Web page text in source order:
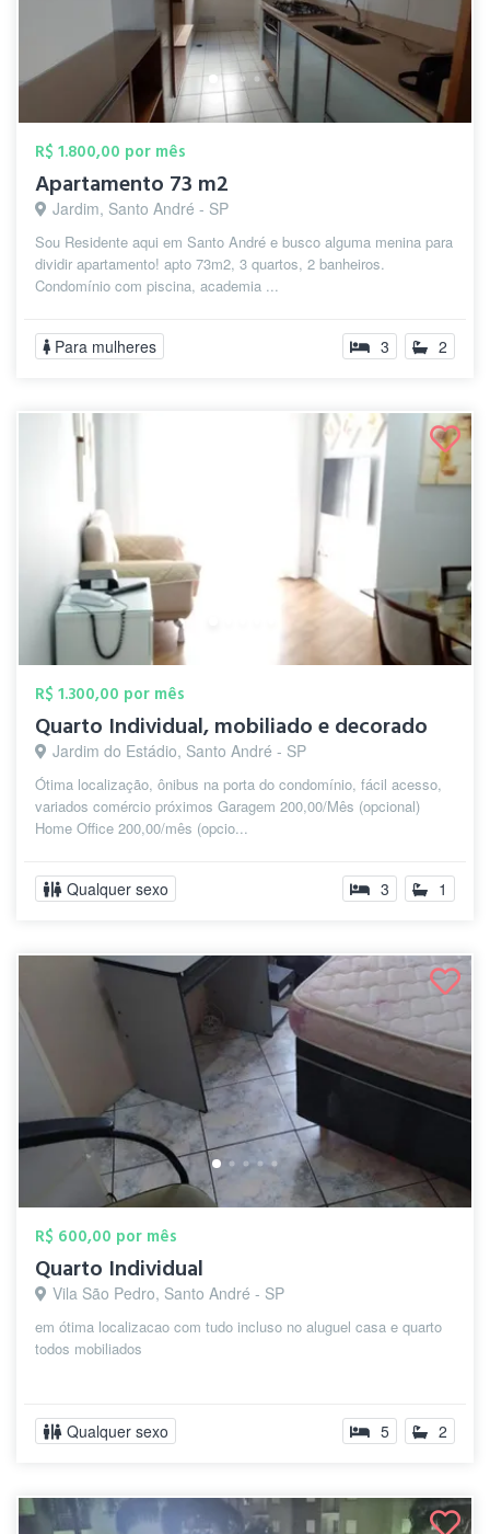
R$ 1.800,00 por mês
Apartamento 73 m2
Jardim, Santo André - SP
Sou Residente aqui em Santo André e busco alguma menina para
dividir apartamento! apto 73m2, 3 quartos, 2 banheiros.
Condomínio com piscina, academia ...
Para mulheres 3 2
R$ 1.300,00 por mês
Quarto Individual, mobiliado e decorado
Jardim do Estádio, Santo André - SP
Ótima localização, ônibus na porta do condomínio, fácil acesso,
variados comércio próximos Garagem 200,00/Mês (opcional)
Home Office 200,00/mês (opcio...
Qualquer sexo 3 1
R$ 600,00 por mês
Quarto Individual
Vila São Pedro, Santo André - SP
em ótima localizacao com tudo incluso no aluguel casa e quarto
todos mobiliados
Qualquer sexo 5 2